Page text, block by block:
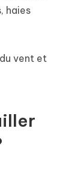
haies
vent et